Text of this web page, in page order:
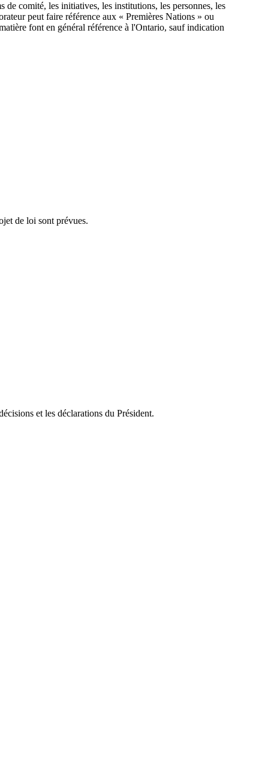
comité, les initiatives, les institutions, les personnes, les
peut faire référence aux « Premières Nations » ou
font en général référence à l'Ontario, sauf indication
de loi sont prévues.
et les déclarations du Président.